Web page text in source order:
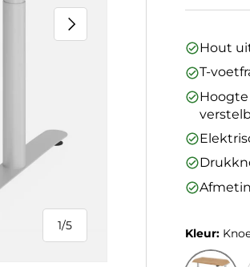
1/
van
5
Volgende
Hout
T-
Hoogte
Kleur: